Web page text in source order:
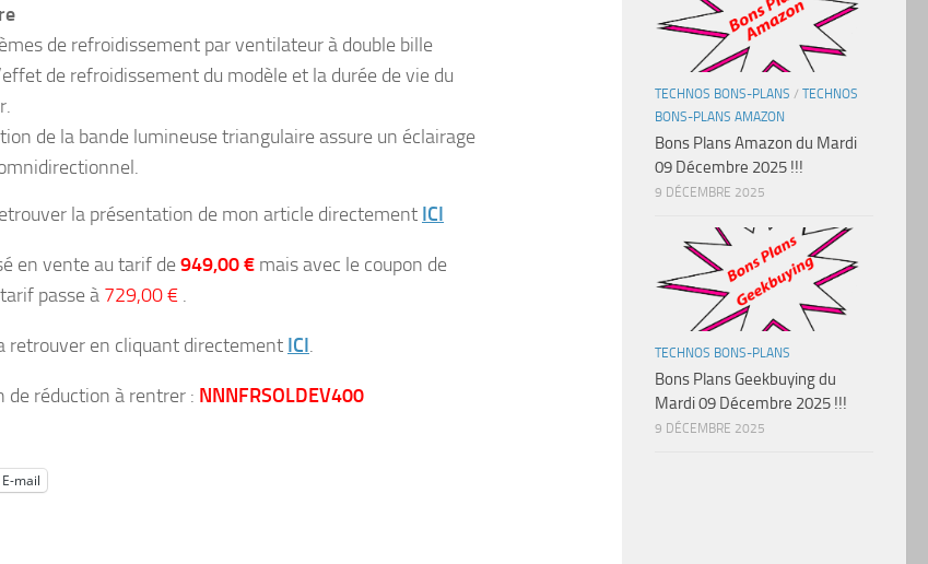
de refroidissement par ventilateur à double bille
de refroidissement du modèle et la durée de vie du
de la bande lumineuse triangulaire assure un éclairage
la présentation de mon article directement ICI
en vente au tarif de949,00 € mais avec le coupon de
passe à 729,00 € .
retrouver en cliquant directement ICI.
de réduction à rentrer : NNNFRSOLDEV400
E-mail
TECHNOS BONS-PLANS / TECHNOS
BONS-PLANS AMAZON
Bons Plans Amazon du Mardi
09 Décembre 2025 !!!
9 DÉCEMBRE 2025
TECHNOS BONS-PLANS
Bons Plans Geekbuying du
Mardi 09 Décembre 2025 !!!
9 DÉCEMBRE 2025